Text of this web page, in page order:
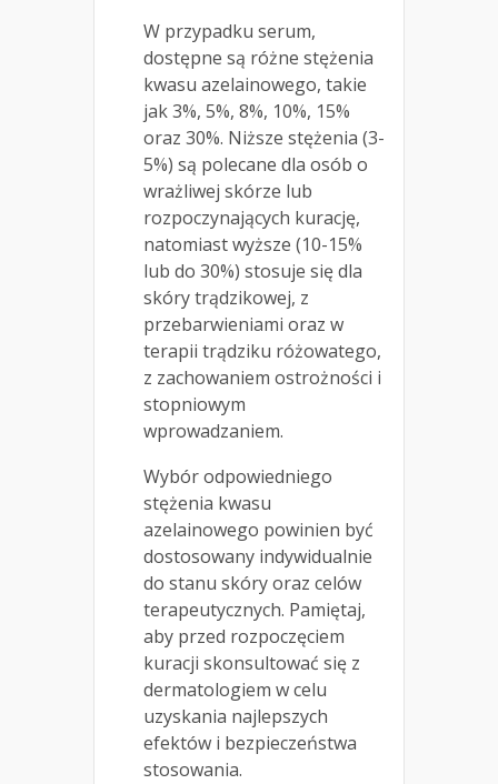
W przypadku serum,
dostępne są różne stężenia
kwasu azelainowego, takie
jak 3%, 5%, 8%, 10%, 15%
oraz 30%. Niższe stężenia (3-
5%) są polecane dla osób o
wrażliwej skórze lub
rozpoczynających kurację,
natomiast wyższe (10-15%
lub do 30%) stosuje się dla
skóry trądzikowej, z
przebarwieniami oraz w
terapii trądziku różowatego,
z zachowaniem ostrożności i
stopniowym
wprowadzaniem.
Wybór odpowiedniego
stężenia kwasu
azelainowego powinien być
dostosowany indywidualnie
do stanu skóry oraz celów
terapeutycznych. Pamiętaj,
aby przed rozpoczęciem
kuracji skonsultować się z
dermatologiem w celu
uzyskania najlepszych
efektów i bezpieczeństwa
stosowania.